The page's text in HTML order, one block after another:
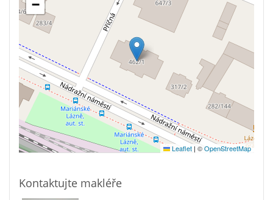
−
Leaflet | ©OpenStreetMap
Kontaktujte makléře